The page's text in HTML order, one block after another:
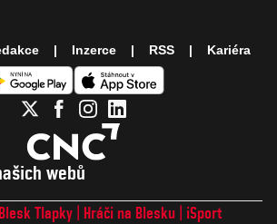
webů
Blesk Tlapky Hráči na Blesku
iSport
Inzerce RSS Kariéra